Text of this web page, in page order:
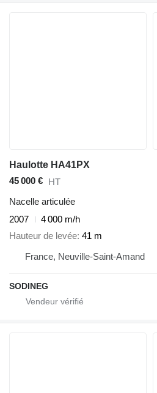
Haulotte HA41PX
45 000 € HT
Nacelle articulée
2007
4 000 m/h
Hauteur de levée 41 m
France, Neuville-Saint-Amand
SODINEG